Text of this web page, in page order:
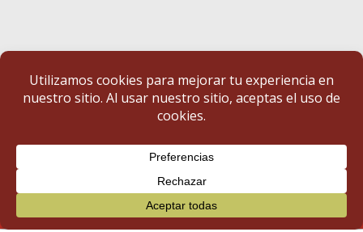
Portal de Transparencia | Diputación de Badajoz